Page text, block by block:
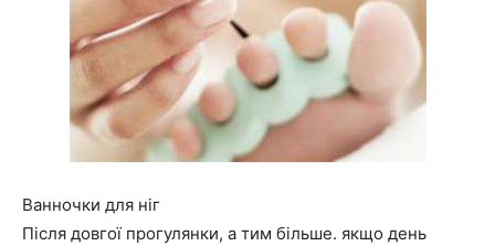
Ванночки для ніг
Після довгої прогулянки, а тим більше. якщо день